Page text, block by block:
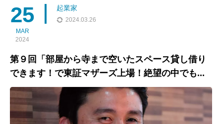
deplume」を創刊し、TikT
25
MAR
2024
起業家
2024.03.26
第９回「部屋から寺まで空いたスペース貸し借り
できます！で東証マザーズ上場！絶望の中でも...